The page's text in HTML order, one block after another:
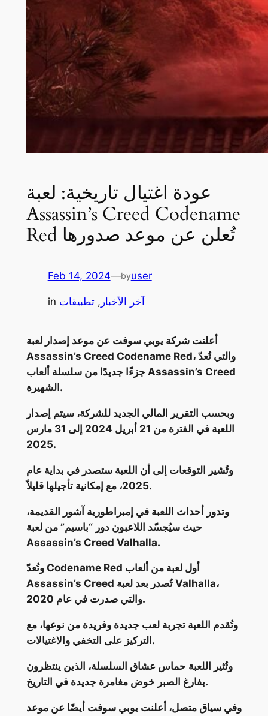
عودة اغتيال تاريخية: لعبة
Assassin’s Creed Codename
Red تُعلن عن موعد صدورها
Feb 14, 2024—byuser
in آخر الأخبار , تطبيقات
أعلنت شركة يوبي سوفت عن موعد إصدار لعبة
Assassin’s Creed Codename Red، والتي تُعدّ
جزءًا جديدًا من سلسلة ألعاب Assassin’s Creed
الشهيرة.
وبحسب التقرير المالي الجديد للشركة، سيتم إصدار
اللعبة في الفترة من 21 أبريل 2024 إلى 31 مارس
2025.
وتُشير التوقعات إلى أن اللعبة ستصدر في بداية عام
2025، مع إمكانية تأجيلها قليلاً.
وتدور أحداث اللعبة في إمبراطورية آشور القديمة،
حيث سيُجسّد اللاعبون دور “باسيم” من لعبة
Assassin’s Creed Valhalla.
وتُعدّ Codename Red أول لعبة من ألعاب
Assassin’s Creed تُصدر بعد لعبة Valhalla،
والتي صدرت في عام 2020.
وتُقدم اللعبة تجربة لعب جديدة وفريدة من نوعها، مع
التركيز على التخفي والاغتيالات.
وتُثير اللعبة حماس عشاق السلسلة، الذين ينتظرون
بفارغ الصبر خوض مغامرة جديدة في التاريخ.
وفي سياق متصل، أعلنت يوبي سوفت أيضًا عن موعد